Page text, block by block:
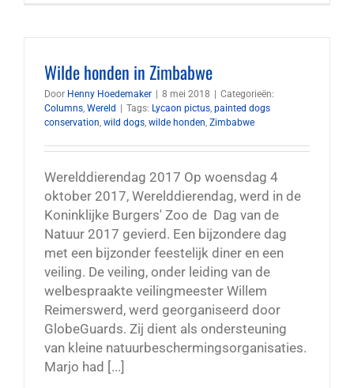
Wilde honden in Zimbabwe
Door Henny Hoedemaker | 8 mei 2018 | Categorieën:
Columns Wereld | Tags: Lycaon pictus painted dogs
conservation wild dogs wilde honden Zimbabwe
Werelddierendag 2017 Op woensdag 4
oktober 2017, Werelddierendag, werd in de
Koninklijke Burgers' Zoo de Dag van de
Natuur 2017 gevierd. Een bijzondere dag
met een bijzonder feestelijk diner en een
veiling. De veiling, onder leiding van de
welbespraakte veilingmeester Willem
Reimerswerd, werd georganiseerd door
GlobeGuards. Zij dient als ondersteuning
van kleine natuurbeschermingsorganisaties.
Marjo had [...]